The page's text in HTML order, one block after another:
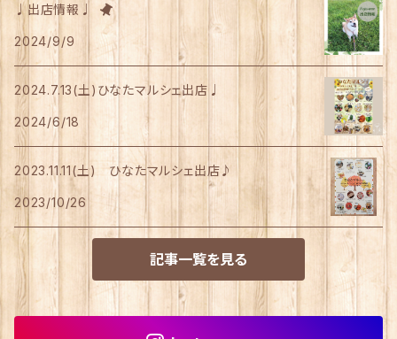
♩出店情報♩
2024/9/9
2024.7.13(土)ひなたマルシェ出店♩
2024/6/18
2023.11.11(土) ひなたマルシェ出店♪
2023/10/26
記事一覧を見る